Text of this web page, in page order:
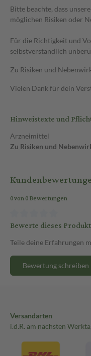
Bitte beachte, dass
möglichen Risiken oder
Für die Richtigkeit und
selbstverständlich
Zu Risiken und
Vielen Dank für dein
Hinweistexte und
Arzneimittel
Zu Risiken und
0 von 0 Bewertungen
Bewerte dieses
Teile deine Erfahrungen
Bewertung schreiben
Versandarten
i.d.R. am nächsten